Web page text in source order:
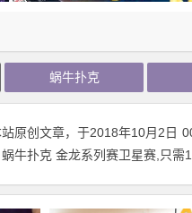
蜗牛扑克
原创文章，于2018年10月2日
蜗牛扑克 金龙系列赛卫星赛,只